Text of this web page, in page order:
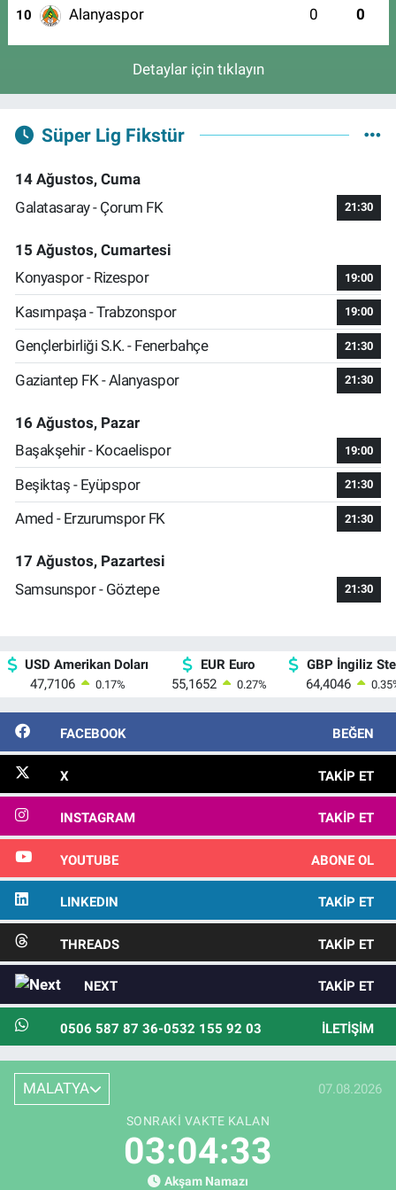
10 Alanyaspor 0 0
Detaylar için tıklayın
Süper Lig Fikstür
14 Ağustos, Cuma
Galatasaray - Çorum FK
21:30
15 Ağustos, Cumartesi
Konyaspor - Rizespor
19:00
Kasımpaşa - Trabzonspor 19:00
Gençlerbirliği S.K. - Fenerbahçe 21:30
Gaziantep FK - Alanyaspor 21:30
16 Ağustos, Pazar
Başakşehir - Kocaelispor
19:00
Beşiktaş - Eyüpspor 21:30
Amed - Erzurumspor FK 21:30
17 Ağustos, Pazartesi
Samsunspor - Göztepe
21:30
USD Amerikan Doları
47,7106
0.17%
EUR Euro
55,1652
0.27%
GBP İngiliz
64,4046
0.35
FACEBOOK BEĞEN
X TAKIP ET
INSTAGRAM TAKIP ET
YOUTUBE ABONE OL
LINKEDIN TAKIP ET
THREADS TAKIP ET
NEXT TAKIP ET
0506 587 87 36-0532 155 92 03 İLETIŞIM
MALATYA 07.08.2026
SONRAKI VAKTE KALAN
03:04:31
Akşam Namazı